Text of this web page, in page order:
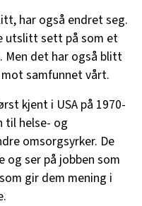
har også endret seg.
utslitt sett på som et
det har også blitt
samfunnet vårt.
kjent i USA på 1970-
til helse- og
omsorgsyrker. De
og ser på jobben som
gir dem mening i